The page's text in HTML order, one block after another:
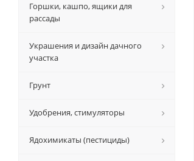
Горшки, кашпо, ящики для
рассады
Украшения и дизайн дачного
участка
Грунт
Удобрения, стимуляторы
Ядохимикаты (пестициды)